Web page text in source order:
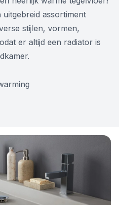
uitgebreid assortiment
stijlen, vormen,
er altijd een radiator is